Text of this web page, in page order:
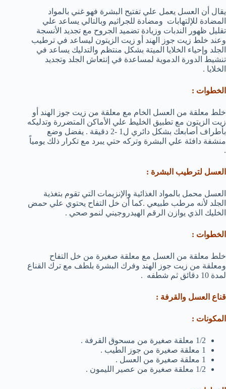
يقال أن العسل يعمل علي تفتيح البشرة فهو غني بالمواد
المضادة للإلتهابات ومضادة للجراثيم وبالتالي يساعد علي
تقليل ظهور الندبات وزيادة تضميد الجروح مع تجديد الأنسجة
وعند خلط زيت جوز الهند أو زيت الزيتون ليساعد في ترطيب
الجلد وإحياء الخلايا الميتة بشكل منتظم والتدليك يساعد في
تنشيط الدورة الدموية لمساعدة في إنتعاش الجلد وتجديد
الخلايا .
الخطوات :
خلط معلقة من العسل الخام مع معلقة من زيت جوز الهند أو
زيت الزيتون مع تطبيق الخليط علي الأماكن المتضررة وتدليكه
بأطراف أصابعك بشكل دائري ل1 -2 دقيقة . يفضل وضع
منشفة دافئة علي البشرة وتركه حتي يبرد مع تكرار ذلك يومياً
.
العسل لترطيب البشرة :
العسل محمل بالمواد الغذائية والإنزيمات التي تقوم بتغذية
الجلد لأنه مرطب طبيعي .كما أن خل التفاح يحتوي علي حمض
الخليك الذي يوازن الرقم الهيدروجيني لنمو صحي .
الخطوات :
خلط معلقة من العسل مع معلقة صغيرة من خل التفاح
ومعلقة من زيت جوز الهند وفرك البشرة بلطف مع ترك القناع
لمدة 10 دقائق ثم شطفه .
قناع العسل والقرفة :
المكونات :
1/2 معلقة صغيرة من مسحوق القرفة .
1 معلقة صغيرة من جوز الطيب .
1 معلقة صغيرة من العسل .
1/2 معلقة صغيرة من عصير الليمون .